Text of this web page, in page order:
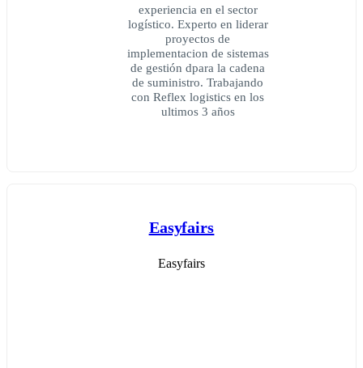
experiencia en el sector
logístico. Experto en liderar
proyectos de
implementacion de sistemas
de gestión dpara la cadena
de suministro. Trabajando
con Reflex logistics en los
ultimos 3 años
Easyfairs
Easyfairs